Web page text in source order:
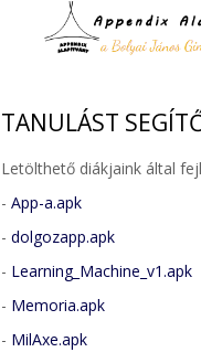
TANULÁST
Letölthető diákjaink által
- App-a.apk
- dolgozapp.apk
- Learning_Machine_v1.apk
- Memoria.apk
- MilAxe.apk